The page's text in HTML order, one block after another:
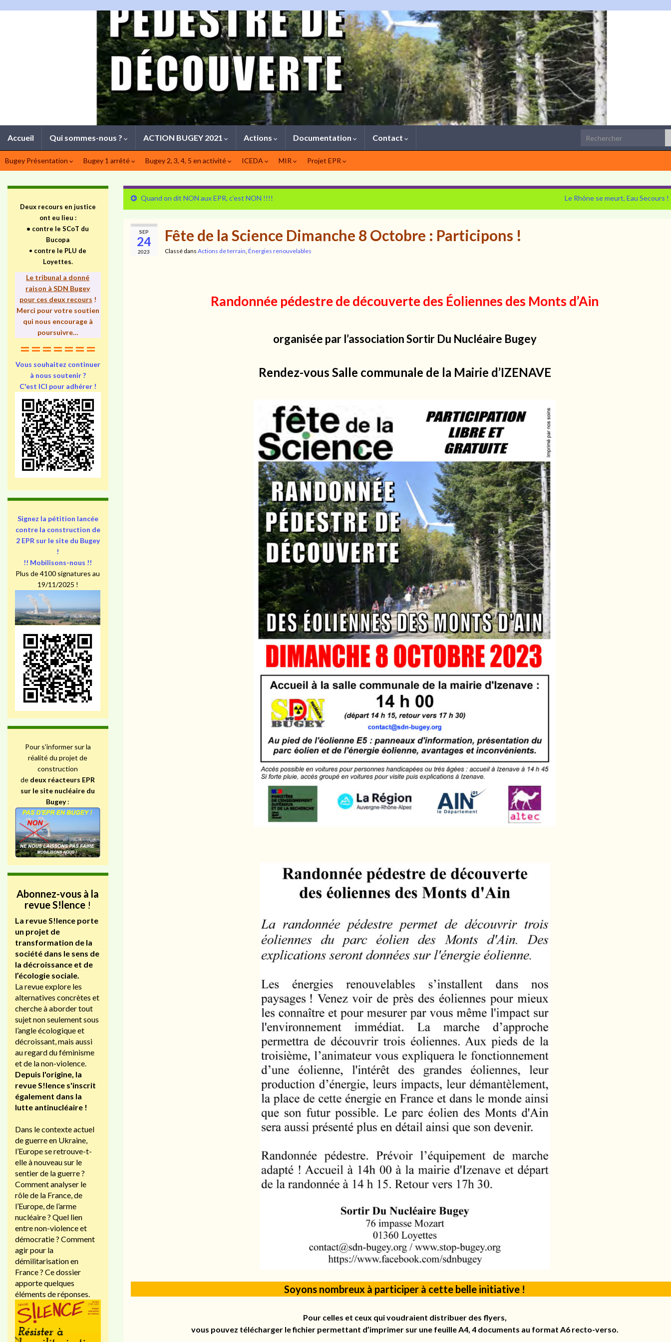
Accueil Qui sommes-nous ? ACTION BUGEY 2021 Actions Documentation Contact Search for:
Bugey Présentation Bugey 1 arrêté Bugey 2, 3, 4, 5 en activité ICEDA MIR Projet EPR
Quand on dit NON aux EPR, c’est NON !!!! Le Rhône se meurt, Eau Secours !
SEP
24
2023
Fête de la Science Dimanche 8 Octobre : Participons !
Classé dans Actions de terrain, Énergies renouvelables
Randonnée pédestre de découverte des Éoliennes des Monts d’Ain
organisée par l’association Sortir Du Nucléaire Bugey
Rendez-vous Salle communale de la Mairie d’IZENAVE
Soyons nombreux à participer à cette belle initiative !
Pour celles et ceux qui voudraient distribuer des flyers,
vous pouvez télécharger le fichier permettant d’imprimer sur une feuille A4, 4 documents au format A6 recto-verso.
Deux recours en justice
ont eu lieu :
• contre le SCoT du
Bucopa
• contre le PLU de
Loyettes.
Le tribunal a donné
raison à SDN Bugey
pour ces deux recours !
Merci pour votre soutien
qui nous encourage à
poursuivre…
=======
Vous souhaitez continuer
à nous soutenir ?
C'est ICI pour adhérer !
Signez la pétition lancée
contre la construction de
2 EPR sur le site du Bugey
!
!! Mobilisons-nous !!
Plus de 4100 signatures au
19/11/2025 !
Pour s'informer sur la
réalité du projet de
construction
de deux réacteurs EPR
sur le site nucléaire du
Bugey:
Abonnez-vous à la
revue S!lence !
La revue S!lence porte
un projet de
transformation de la
société dans le sens de
la décroissance et de
l’écologie sociale.
La revue explore les
alternatives concrètes et
cherche à aborder tout
sujet non seulement sous
l’angle écologique et
décroissant, mais aussi
au regard du féminisme
et de la non-violence.
Depuis l'origine, la
revue S!lence s'inscrit
également dans la
lutte antinucléaire !
Dans le contexte actuel
de guerre en Ukraine,
l’Europe se retrouve-t-
elle à nouveau sur le
sentier de la guerre ?
Comment analyser le
rôle de la France, de
l’Europe, de l’arme
nucléaire ? Quel lien
entre non-violence et
démocratie ? Comment
agir pour la
démilitarisation en
France ? Ce dossier
apporte quelques
éléments de réponses.